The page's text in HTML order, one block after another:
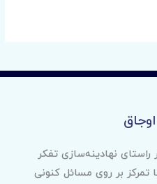
نهادینه‌سازی تفکر
تمرکز بر روی مسائل کنونی